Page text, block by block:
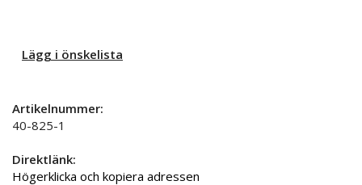
Lägg i önskelista
Artikelnummer:
40-825-1
Direktlänk:
Högerklicka och kopiera adressen